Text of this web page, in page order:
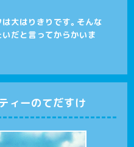
大はりきりです。そんな
だと言ってからかいま
ィーのてだすけ